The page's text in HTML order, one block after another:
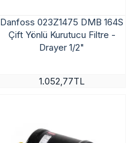
Danfoss 023Z1475 DMB 164S
Çift Yönlü Kurutucu Filtre -
Drayer 1/2"
1.052,77TL